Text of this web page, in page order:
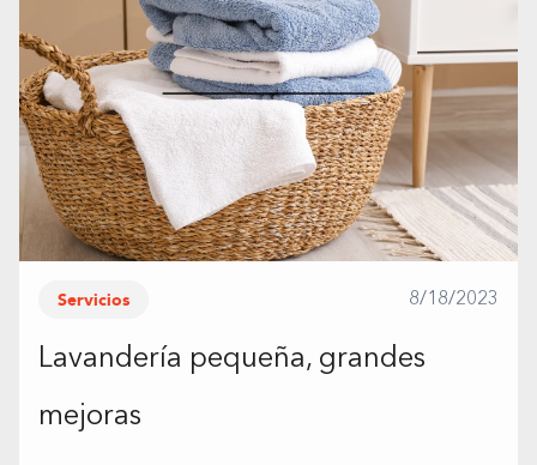
Servicios 8/18/2023
Lavandería pequeña, grandes
mejoras